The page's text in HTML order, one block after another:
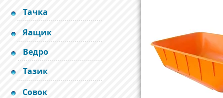
Тачка
Яащик
Ведро
Тазик
Совок